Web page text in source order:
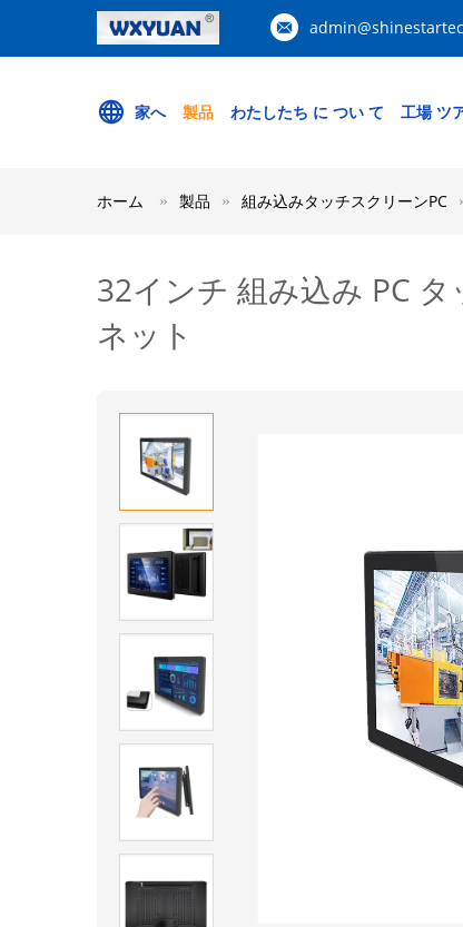
家へ 製品 わたしたち に つい て 工場 ツ
ホーム 製品 組み込みタッチスクリーンPC
32インチ 組み込み PC
ネット